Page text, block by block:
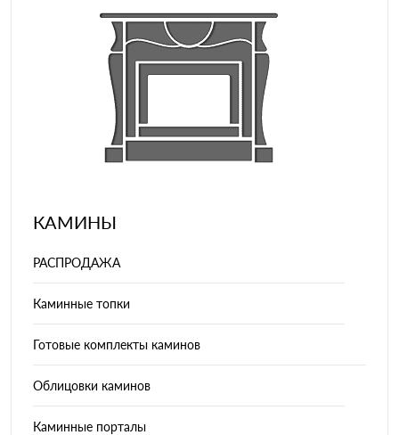
КАМИНЫ
РАСПРОДАЖА
Каминные топки
Готовые комплекты каминов
Облицовки каминов
Каминные порталы